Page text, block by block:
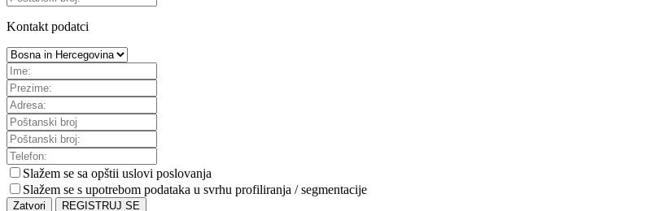
Kontakt podatci
Slažem se sa opštii uslovi poslovanja
Slažem se s upotrebom podataka u svrhu profiliranja / segmentacije
Zatvori REGISTRUJ SE